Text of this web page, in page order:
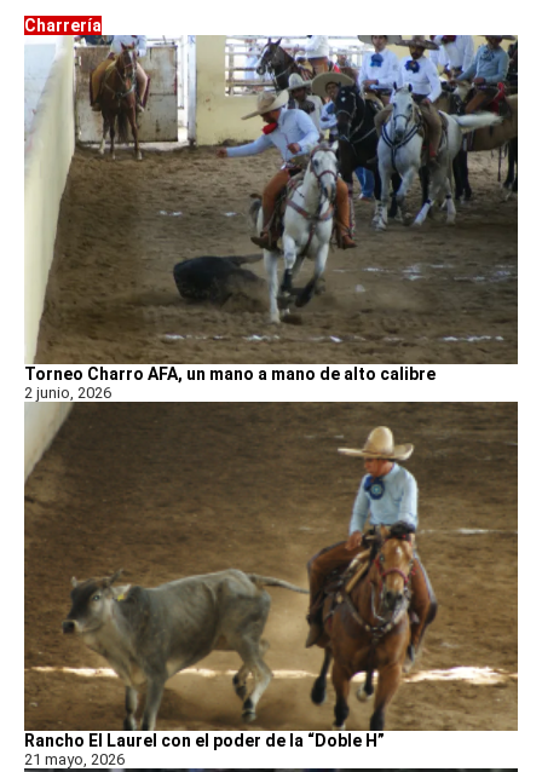
Charrería
Torneo Charro AFA, un mano a mano de alto calibre
2 junio, 2026
Rancho El Laurel con el poder de la “Doble H”
21 mayo, 2026